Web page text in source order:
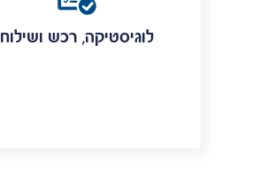
לוגיסטיקה, רכש ושילוח